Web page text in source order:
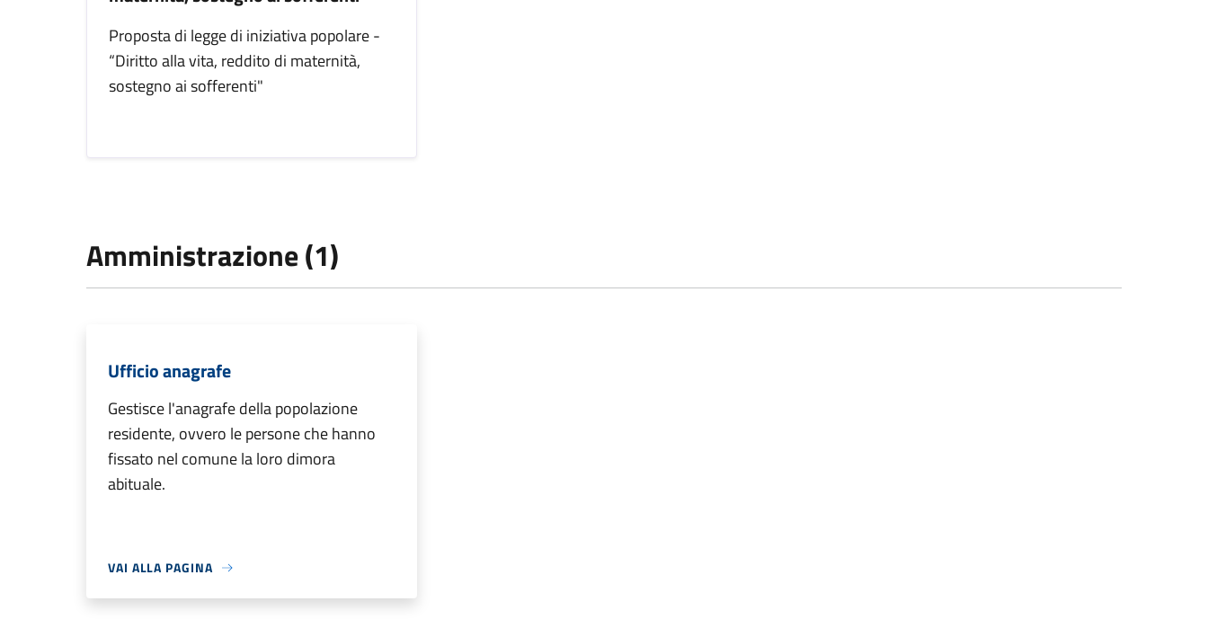
Proposta di legge di iniziativa popolare -
“Diritto alla vita, reddito di maternità,
sostegno ai sofferenti"
Amministrazione (1)
Ufficio anagrafe
Gestisce l'anagrafe della popolazione
residente, ovvero le persone che hanno
fissato nel comune la loro dimora
abituale.
VAI ALLA PAGINA